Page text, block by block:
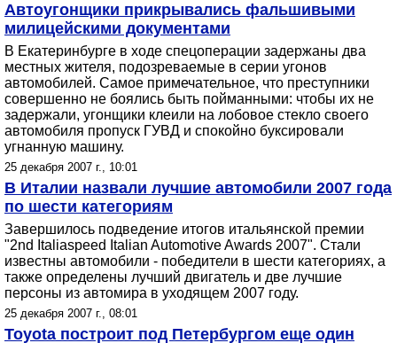
Автоугонщики прикрывались фальшивыми
милицейскими документами
В Екатеринбурге в ходе спецоперации задержаны два
местных жителя, подозреваемые в серии угонов
автомобилей. Самое примечательное, что преступники
совершенно не боялись быть пойманными: чтобы их не
задержали, угонщики клеили на лобовое стекло своего
автомобиля пропуск ГУВД и спокойно буксировали
угнанную машину.
25 декабря 2007 г., 10:01
В Италии назвали лучшие автомобили 2007 года
по шести категориям
Завершилось подведение итогов итальянской премии
"2nd Italiaspeed Italian Automotive Awards 2007". Стали
известны автомобили - победители в шести категориях, а
также определены лучший двигатель и две лучшие
персоны из автомира в уходящем 2007 году.
25 декабря 2007 г., 08:01
Toyota построит под Петербургом еще один